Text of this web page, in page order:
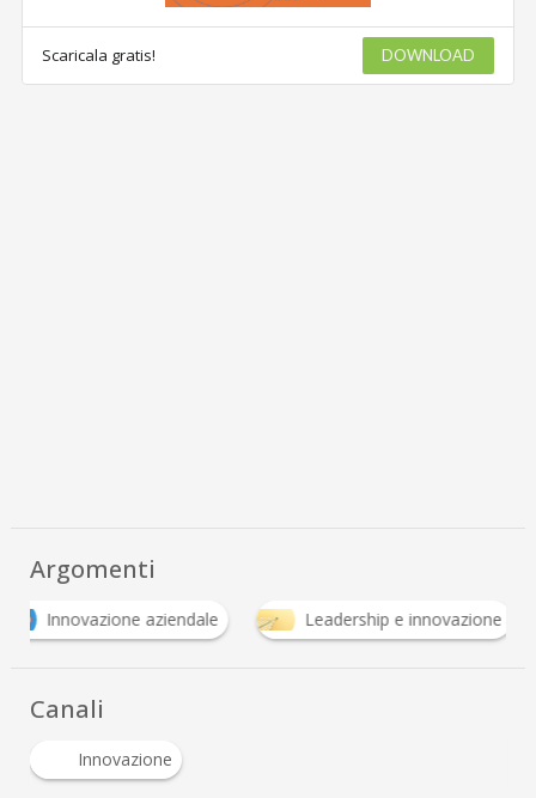
Scaricala gratis! DOWNLOAD
Argomenti
Leadership e innovazione S Strategie
Canali
Innovazione